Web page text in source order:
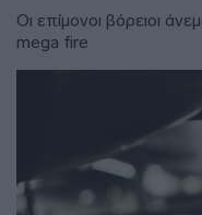
Οι επίμονοι βόρειοι
mega fire